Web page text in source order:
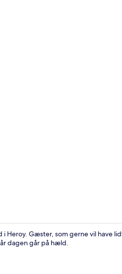
Heroy. Gæster, som gerne vil have
dagen går på hæld.